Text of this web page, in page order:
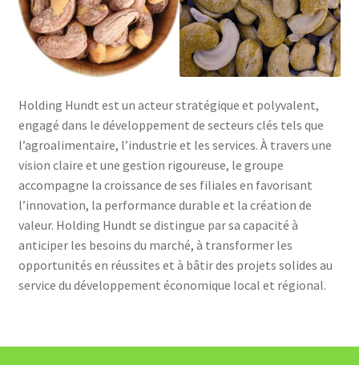
Holding Hundt est un acteur stratégique et polyvalent,
engagé dans le développement de secteurs clés tels que
l’agroalimentaire, l’industrie et les services. À travers une
vision claire et une gestion rigoureuse, le groupe
accompagne la croissance de ses filiales en favorisant
l’innovation, la performance durable et la création de
valeur. Holding Hundt se distingue par sa capacité à
anticiper les besoins du marché, à transformer les
opportunités en réussites et à bâtir des projets solides au
service du développement économique local et régional.